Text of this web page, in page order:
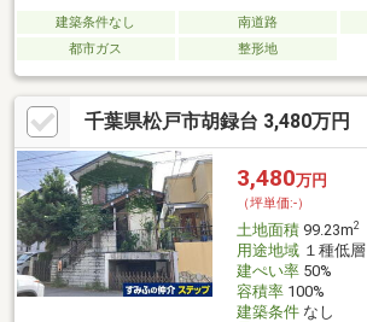
建築条件なし 南道路
都市ガス
整形地
千葉県松戸市胡録台 3,480万円
3,480万円
（坪単価:-）
土地面積99.23m2
用途地域１種低層
建ぺい率50%
容積率100%
建築条件なし